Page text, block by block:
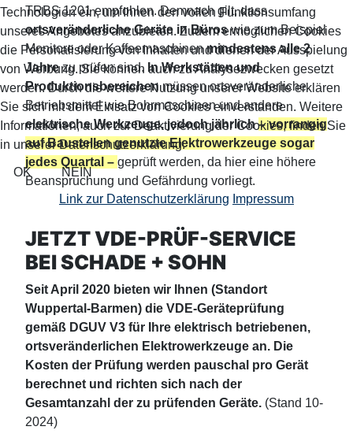
TRBS 1201 empfohlen. Demnach gilt, dass
ortsveränderliche Geräte in Büroswie zum Beispiel
Monitore oder Kaffeemaschinenmindestens alle 2
Jahrezu prüfen sind. In Werkstätten und
Produktionsbereichenmüssen ortsveränderliche
Betriebsmittel wie Bohrmaschinen und andere
elektrische Werkzeuge, jedoch jährlich– vorrangig
auf Baustellen genutzte Elektrowerkzeuge sogar
jedes Quartal – geprüft werden, da hier eine höhere
Beanspruchung und Gefährdung vorliegt.
JETZT VDE-PRÜF-SERVICE
BEI SCHADE + SOHN
Seit April 2020 bieten wir Ihnen (Standort
Wuppertal-Barmen) die VDE-Geräteprüfung
gemäß DGUV V3 für Ihre elektrisch betriebenen,
ortsveränderlichen Elektrowerkzeuge an. Die
Kosten der Prüfung werden pauschal pro Gerät
berechnet und richten sich nach der
Gesamtanzahl der zu prüfenden Geräte. (Stand 10-
2024)
Technologien ein, um Ihnen den vollen Funktionsumfang
unseres Angebotes anzubieten. Zudem ermöglichen Cookies
die Personalisierung von Inhalten und dienen der Ausspielung
von Werbung. Sie können auch zu Analysezwecken gesetzt
werden. Durch die weitere Nutzung unserer Website erklären
Sie sich mit dem Einsatz von Cookies einverstanden. Weitere
Informationen, auch zur Deaktivierung der Cookies, finden Sie
in unserer Datenschutzerklärung.
OK NEIN
Link zur Datenschutzerklärung Impressum